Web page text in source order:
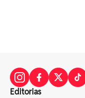
Editorias